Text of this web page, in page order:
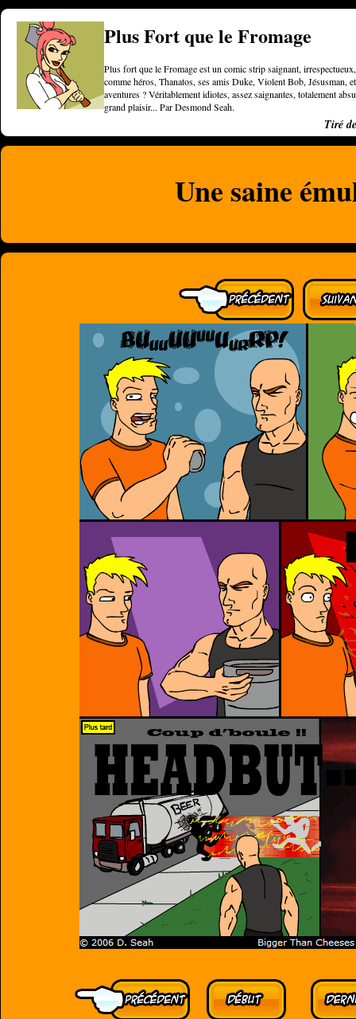
Plus Fort que le Fromage
Plus fort que le Fromage est un comic strip saignant,
comme héros, Thanatos, ses amis Duke, Violent Bob, Jésusman,
aventures ? Véritablement idiotes, assez saignantes, totalement
grand plaisir... Par Desmond Seah.
Tiré
Une saine